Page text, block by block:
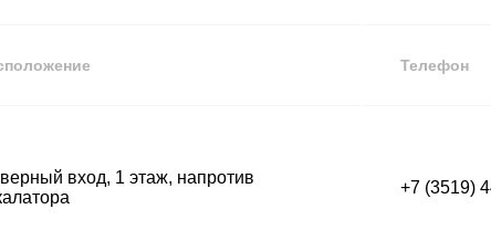
Телефон
вход, 1 этаж, напротив
+7 (3519)